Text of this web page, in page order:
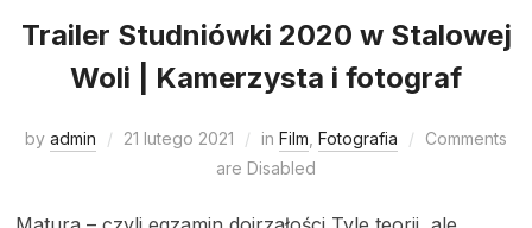
Trailer Studniówki 2020 w Stalowej
Woli | Kamerzysta i fotograf
by admin 21 lutego 2021 in Film Fotografia
Comments
are Disabled